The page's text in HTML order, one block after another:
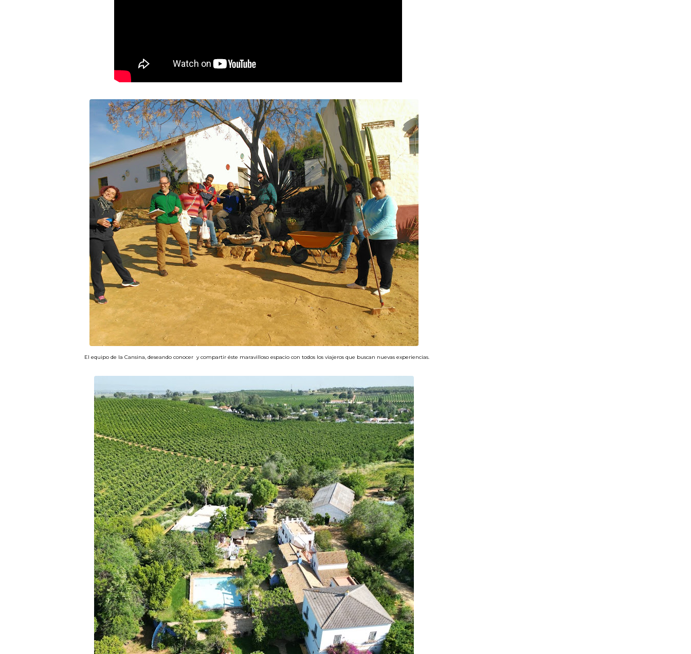
El equipo de la Cansina, deseando conocer y compartir éste maravilloso espacio con todos los viajeros que buscan nuevas experiencias.